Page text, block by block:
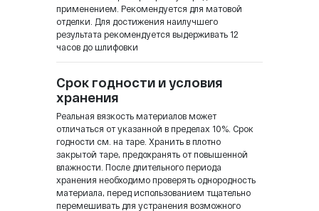
применением. Рекомендуется для матовой
отделки. Для достижения наилучшего
результата рекомендуется выдерживать 12
часов до шлифовки
Срок годности и условия
хранения
Реальная вязкость материалов может
отличаться от указанной в пределах 10%. Срок
годности см. на таре. Хранить в плотно
закрытой таре, предохранять от повышенной
влажности. После длительного периода
хранения необходимо проверять однородность
материала, перед использованием тщательно
перемешивать для устранения возможного